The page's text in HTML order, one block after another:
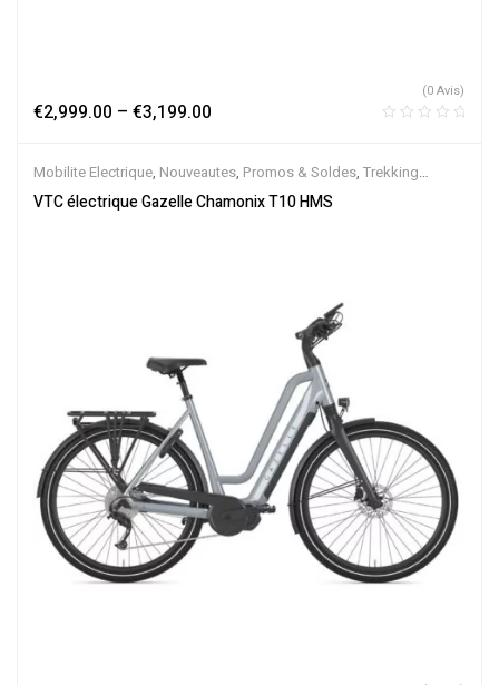
€2,999.00 – €3,199.00
(0 Avis)
Mobilite Electrique, Nouveautes, Promos & Soldes, Trekking
électrique,Vélo électrique ville,Velos Electriques
VTC électrique Gazelle Chamonix T10 HMS